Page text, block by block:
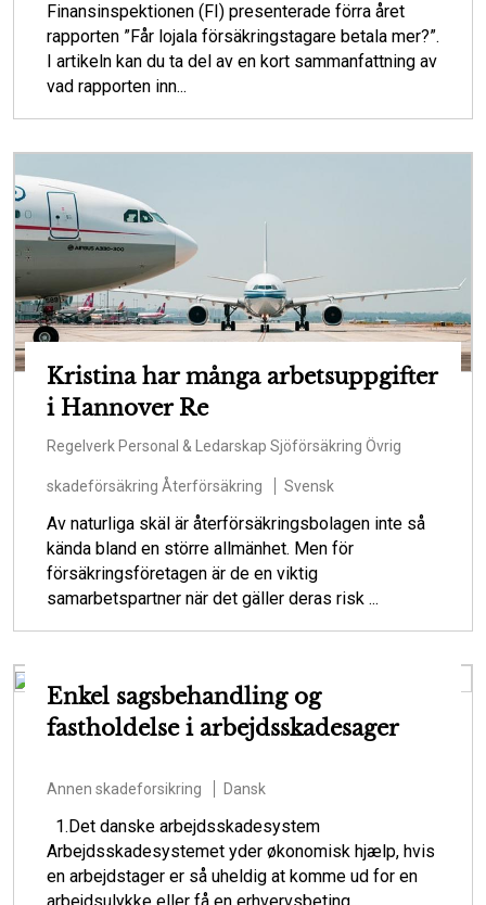
Finansinspektionen (FI) presenterade förra året
rapporten ”Får lojala försäkringstagare betala mer?”.
I artikeln kan du ta del av en kort sammanfattning av
vad rapporten inn...
Kristina har många arbetsuppgifter
i Hannover Re
Regelverk Personal & Ledarskap Sjöförsäkring Övrig
skadeförsäkring Återförsäkring Svensk
Av naturliga skäl är återförsäkringsbolagen inte så
kända bland en större allmänhet. Men för
försäkringsföretagen är de en viktig
samarbetspartner när det gäller deras risk ...
Enkel sagsbehandling og
fastholdelse i arbejdsskadesager
Annen skadeforsikring Dansk
1.Det danske arbejdsskadesystem
Arbejdsskadesystemet yder økonomisk hjælp, hvis
en arbejdstager er så uheldig at komme ud for en